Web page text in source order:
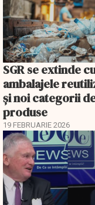
SGR se extinde
ambalajele
și noi categorii
produse
19 FEBRUARIE 2026
EXCLUSIV